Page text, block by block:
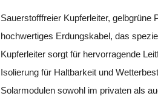
Sauerstofffreier Kupferleiter,
hochwertiges Erdungskabel, das
Kupferleiter sorgt für hervorragende
Isolierung für Haltbarkeit und
Solarmodulen sowohl im privaten als